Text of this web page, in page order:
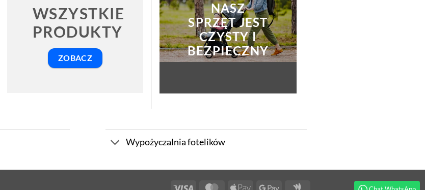
WSZYSTKIE
PRODUKTY
ZOBACZ
NASZ
SPRZĘT JEST
CZYSTY I
BEZPIECZNY
Wypożyczalnia fotelików
Visa MasterCardApple Google